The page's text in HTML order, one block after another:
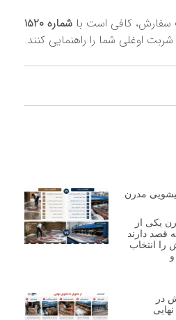
سفارش، کافی است با شماره ۱۵۲۰
اوغلی شما را راهنمایی کنند.
مدرن
یکی از
قصد دارند
انتخاب
در